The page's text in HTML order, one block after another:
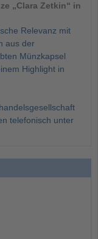
„Clara Zetkin“ in
Relevanz mit
aus der
Münzkapsel
Highlight in
telefonisch unter